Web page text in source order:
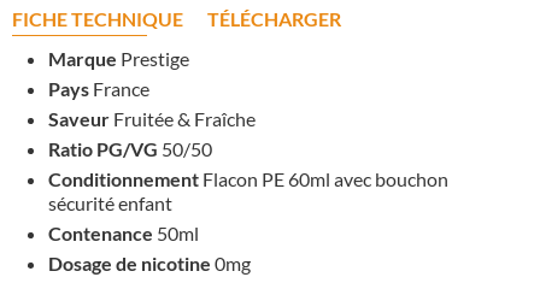
FICHE TECHNIQUE
TÉLÉCHARGER
Marque Prestige
Pays France
Saveur Fruitée & Fraîche
Ratio PG/VG 50/50
Conditionnement Flacon PE 60ml avec bouchon
sécurité enfant
Contenance 50ml
Dosage de nicotine 0mg